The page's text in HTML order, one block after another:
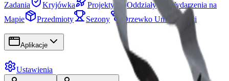
Zadania
Kryjówka Projekty Oddziały
Wydarzenia na
Mapie
Przedmioty Sezony Drzewko Umiejętności
Aplikacje
Ustawienia